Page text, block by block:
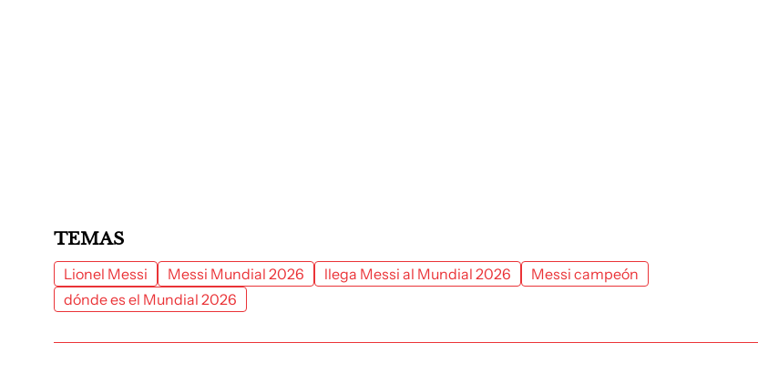
TEMAS
Lionel Messi Messi Mundial 2026 llega Messi al Mundial 2026
Messi campeón
dónde es el Mundial 2026